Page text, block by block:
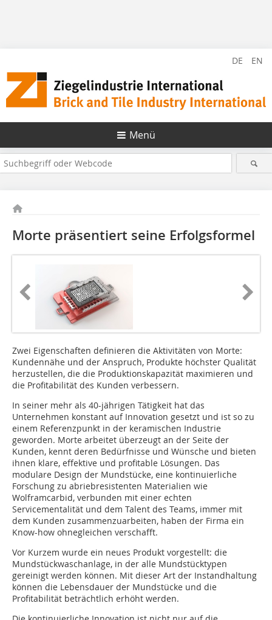
DE EN
Menü
Morte präsentiert seine Erfolgsformel
Zwei Eigenschaften definieren die Aktivitäten von Morte:
Kundennähe und der Anspruch, Produkte höchster Qualität
herzustellen, die die Produktionskapazität maximieren und
die Profitabilität des Kunden verbessern.
In seiner mehr als 40-jährigen Tätigkeit hat das
Unternehmen konstant auf Innovation gesetzt und ist so zu
einem Referenzpunkt in der keramischen Industrie
geworden. Morte arbeitet überzeugt an der Seite der
Kunden, kennt deren Bedürfnisse und Wünsche und bieten
ihnen klare, effektive und profitable Lösungen. Das
modulare Design der Mundstücke, eine kontinuierliche
Forschung zu abriebresistenten Materialien wie
Wolframcarbid, verbunden mit einer echten
Servicementalität und dem Talent des Teams, immer mit
dem Kunden zusammenzuarbeiten, haben der Firma ein
Know-how ohnegleichen verschafft.
Vor Kurzem wurde ein neues Produkt vorgestellt: die
Mundstückwaschanlage, in der alle Mundstücktypen
gereinigt werden können. Mit dieser Art der Instandhaltung
können die Lebensdauer der Mundstücke und die
Profitabilität beträchtlich erhöht werden.